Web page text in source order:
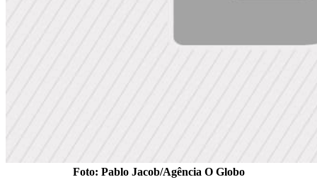
Foto: Pablo Jacob/Agência O Globo